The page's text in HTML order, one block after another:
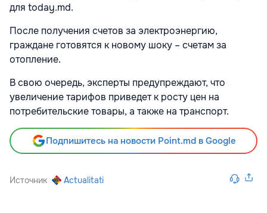
для today.md.
После получения счетов за электроэнергию,
граждане готовятся к новому шоку – счетам за
отопление.
В свою очередь, эксперты предупреждают, что
увеличение тарифов приведет к росту цен на
потребительские товары, а также на транспорт.
Подпишитесь на новости Point.md в Google
Источник Actualitati